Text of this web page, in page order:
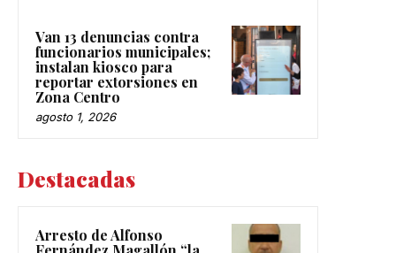
Van 13 denuncias contra
funcionarios municipales;
instalan kiosco para
reportar extorsiones en
Zona Centro
agosto 1, 2026
Destacadas
Arresto de Alfonso